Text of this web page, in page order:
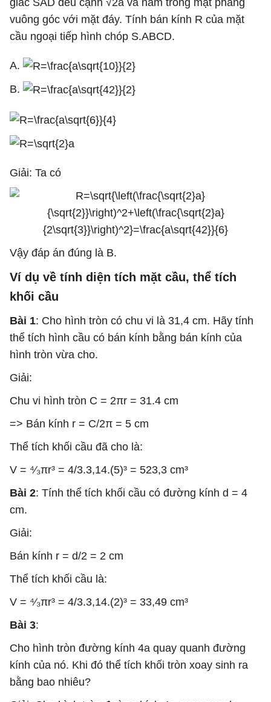
vuông góc với mặt đáy. Tính bán kính R của mặt
cầu ngoại tiếp hình chóp S.ABCD.
A.
B.
Giải: Ta có
Vậy đáp án đúng là B.
Ví dụ về tính diện tích mặt cầu, thể tích
khối cầu
Bài 1: Cho hình tròn có chu vi là 31,4 cm. Hãy tính
thể tích hình cầu có bán kính bằng bán kính của
hình tròn vừa cho.
Giải:
Chu vi hình tròn C = 2πr = 31.4 cm
=> Bán kính r = C/2π = 5 cm
Thể tích khối cầu đã cho là:
V = ⁴⁄₃πr³ = 4/3.3,14.(5)³ = 523,3 cm³
Bài 2: Tính thể tích khối cầu có đường kính d = 4
cm.
Giải:
Bán kính r = d/2 = 2 cm
Thể tích khối cầu là:
V = ⁴⁄₃πr³ = 4/3.3,14.(2)³ = 33,49 cm³
Bài 3:
Cho hình tròn đường kính 4a quay quanh đường
kính của nó. Khi đó thể tích khối tròn xoay sinh ra
bằng bao nhiêu?